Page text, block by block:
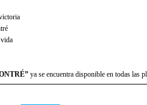
ya se encuentra disponible en todas las